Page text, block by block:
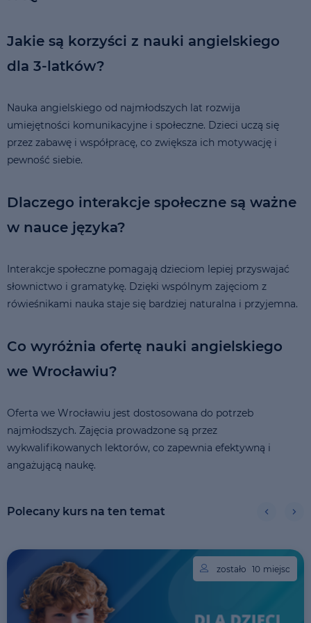
Jakie są korzyści z nauki angielskiego
dla 3-latków?
Nauka angielskiego od najmłodszych lat rozwija
umiejętności komunikacyjne i społeczne. Dzieci uczą się
przez zabawę i współpracę, co zwiększa ich motywację i
pewność siebie.
Dlaczego interakcje społeczne są ważne
w nauce języka?
Interakcje społeczne pomagają dzieciom lepiej przyswajać
słownictwo i gramatykę. Dzięki wspólnym zajęciom z
rówieśnikami nauka staje się bardziej naturalna i przyjemna.
Co wyróżnia ofertę nauki angielskiego
we Wrocławiu?
Oferta we Wrocławiu jest dostosowana do potrzeb
najmłodszych. Zajęcia prowadzone są przez
wykwalifikowanych lektorów, co zapewnia efektywną i
angażującą naukę.
Polecany kurs na ten temat
zostało 10 miejsc